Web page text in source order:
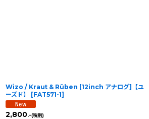
Wizo / Kraut & Rüben [12inch アナログ]【ユ
ーズド】
[FAT571-1]
2,800.-(税別)